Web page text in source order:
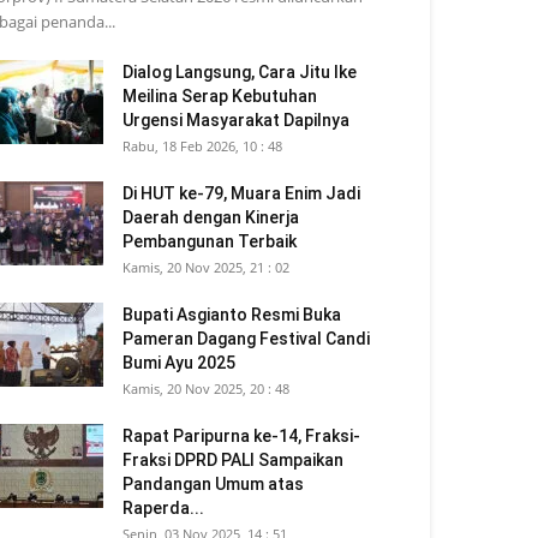
penanda...
Dialog Langsung, Cara Jitu Ike
Meilina Serap Kebutuhan
Urgensi Masyarakat Dapilnya
Rabu, 18 Feb 2026, 10 : 48
Di HUT ke-79, Muara Enim Jadi
Daerah dengan Kinerja
Pembangunan Terbaik
Kamis, 20 Nov 2025, 21 : 02
Bupati Asgianto Resmi Buka
Pameran Dagang Festival Candi
Bumi Ayu 2025
Kamis, 20 Nov 2025, 20 : 48
Rapat Paripurna ke-14, Fraksi-
Fraksi DPRD PALI Sampaikan
Pandangan Umum atas
Raperda...
Senin, 03 Nov 2025, 14 : 51